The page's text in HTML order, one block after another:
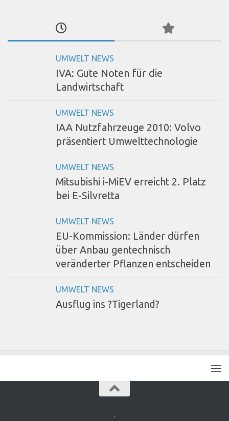
UMWELT NEWS
IVA: Gute Noten für die
Landwirtschaft
UMWELT NEWS
IAA Nutzfahrzeuge 2010: Volvo
präsentiert Umwelttechnologie
UMWELT NEWS
Mitsubishi i-MiEV erreicht 2. Platz
bei E-Silvretta
UMWELT NEWS
EU-Kommission: Länder dürfen
über Anbau gentechnisch
veränderter Pflanzen entscheiden
UMWELT NEWS
Ausflug ins ?Tigerland?
.